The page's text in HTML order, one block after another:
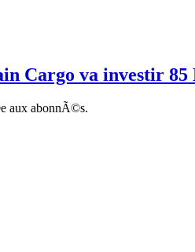
Cargo va investir
aux abonnÃ©s.